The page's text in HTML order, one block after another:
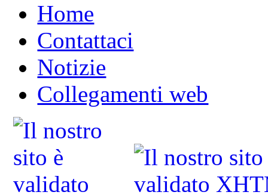
Home
Contattaci
Notizie
Collegamenti web